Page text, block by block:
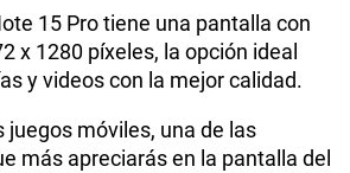
163.61 x 78.09 x 7.78 mm
Si
15 Pro tiene una pantalla con
x 1280 píxeles, la opción ideal
y videos con la mejor calidad.
juegos móviles, una de las
más apreciarás en la pantalla del